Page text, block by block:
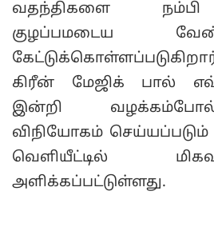
வதந்திகளை
குழப்பமடைய
கிரீன் மேஜிக் பால்
இன்றி
விநியோகம்
வெளியீட்டில்
அளிக்கப்பட்டுள்ளது.